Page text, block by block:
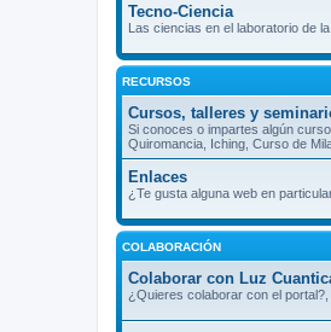
Tecno-Ciencia
Las ciencias en el laboratorio de
RECURSOS
Cursos, talleres y
Si conoces o impartes algún
Quiromancia, Iching, Curso de
Enlaces
¿Te gusta alguna web en
COLABORACIÓN
Colaborar con Luz
¿Quieres colaborar con el